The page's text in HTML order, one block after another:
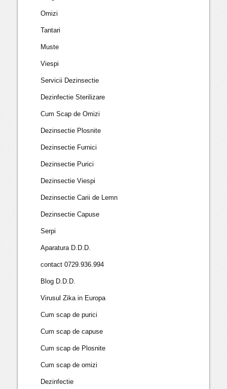
Omizi
Tantari
Muste
Viespi
Servicii Dezinsectie
Dezinfectie Sterilizare
Cum Scap de Omizi
Dezinsectie Plosnite
Dezinsectie Furnici
Dezinsectie Purici
Dezinsectie Viespi
Dezinsectie Carii de Lemn
Dezinsectie Capuse
Serpi
Aparatura D.D.D.
contact 0729.936.994
Blog D.D.D.
Virusul Zika in Europa
Cum scap de purici
Cum scap de capuse
Cum scap de Plosnite
Cum scap de omizi
Dezinfectie